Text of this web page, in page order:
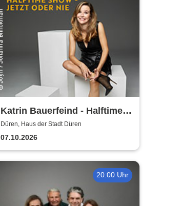
Katrin Bauerfeind - Halftime
Show - Jetzt oder nie
Düren, Haus der Stadt Düren
07.10.2026
20:00 Uhr